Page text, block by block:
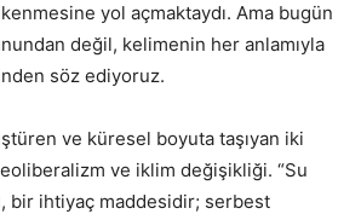
yol açmaktaydı. Ama bugün
değil, kelimenin her anlamıyla
söz ediyoruz.
ve küresel boyuta taşıyan iki
ve iklim değişikliği. “Su
bir ihtiyaç maddesidir; serbest